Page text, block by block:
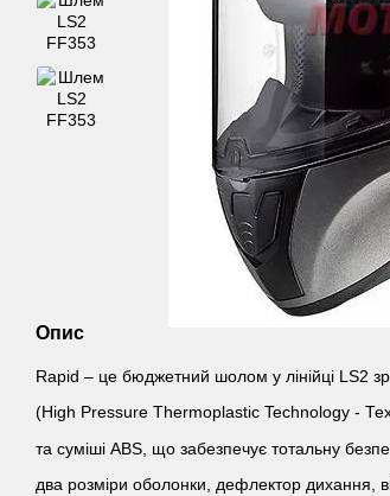
Опис
Rapid – це бюджетний шолом у лінійці LS2
(High Pressure Thermoplastic Technology -
та суміші ABS, що забезпечує тотальну
два розміри оболонки, дефлектор дихання,